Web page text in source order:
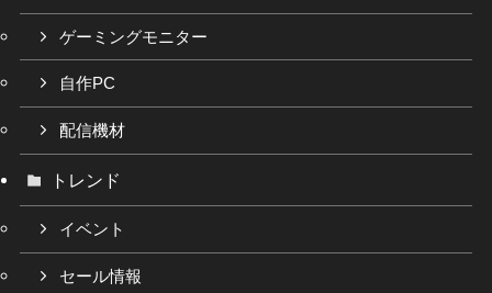
ゲーミングモニター
自作PC
配信機材
トレンド
イベント
セール情報